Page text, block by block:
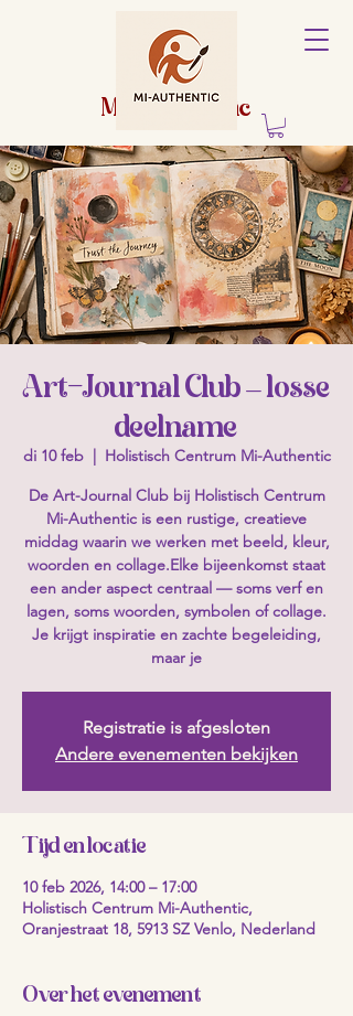
Holistisch
centrum
Mi-Authentic
Art-Journal Club – losse
deelname
di 10 feb
  |
Holistisch Centrum Mi-Authentic
De Art-Journal Club bij Holistisch Centrum
Mi-Authentic is een rustige, creatieve
middag waarin we werken met beeld, kleur,
woorden en collage.Elke bijeenkomst staat
een ander aspect centraal — soms verf en
lagen, soms woorden, symbolen of collage.
Je krijgt inspiratie en zachte begeleiding,
maar je
Registratie is afgesloten
Andere evenementen bekijken
Tijd en locatie
10 feb 2026, 14:00 – 17:00
Holistisch Centrum Mi-Authentic,
Oranjestraat 18, 5913 SZ Venlo, Nederland
Over het evenement